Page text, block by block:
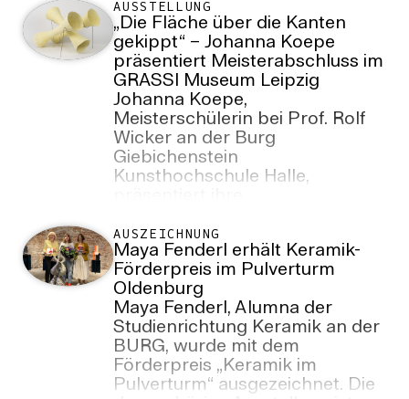
AUSSTELLUNG
„Die Fläche über die Kanten
gekippt“ – Johanna Koepe
präsentiert Meisterabschluss im
GRASSI Museum Leipzig
Johanna Koepe,
Meisterschülerin bei Prof. Rolf
Wicker an der Burg
Giebichenstein
Kunsthochschule Halle,
zum 19. Juli 2026 im Grassi
Museum für Angewandte Kunst
Leipzig. Die Arbeiten sind eine
Woche lang in der
Sonderausstellung „GEFÄSS |
SKULPTUR – 4 deutsche und
internationale Keramik seit
1946“ zu sehen. Das öffentliche
Gespräch zur Präsentation
AUSZEICHNUNG
Maya Fenderl erhält Keramik-
Förderpreis im Pulverturm
Oldenburg
Maya Fenderl, Alumna der
Studienrichtung Keramik an der
BURG, wurde mit dem
Förderpreis „Keramik im
Pulverturm“ ausgezeichnet. Die